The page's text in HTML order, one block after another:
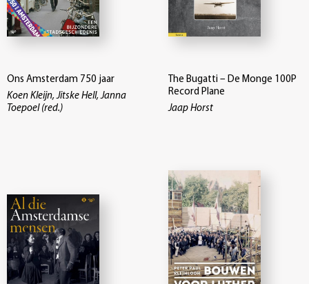
Ons Amsterdam 750 jaar
Koen Kleijn, Jitske Hell, Janna
Toepoel (red.)
The Bugatti – De Monge 100P
Record Plane
Jaap Horst